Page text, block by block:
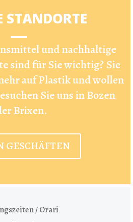
STANDORTE
und nachhaltige
sind für Sie wichtig? Sie
auf Plastik und wollen
Sie uns in Bozen
Brixen.
GESCHÄFTEN
/ Orari